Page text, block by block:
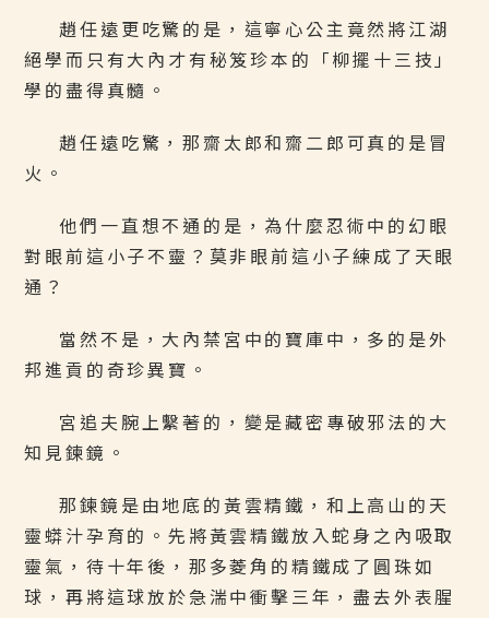
趙任遠更吃驚的是，這寧心公主竟然將江湖
絕學而只有大內才有秘笈珍本的「柳擺十三技」
學的盡得真髓。
趙任遠吃驚，那齋太郎和齋二郎可真的是冒
火。
他們一直想不通的是，為什麼忍術中的幻眼
對眼前這小子不靈？莫非眼前這小子練成了天眼
通？
當然不是，大內禁宮中的寶庫中，多的是外
邦進貢的奇珍異寶。
宮追夫腕上繫著的，變是藏密專破邪法的大
知見鍊鏡。
那鍊鏡是由地底的黃雲精鐵，和上高山的天
靈蟒汁孕育的。先將黃雲精鐵放入蛇身之內吸取
靈氣，待十年後，那多菱角的精鐵成了圓珠如
球，再將這球放於急湍中衝擊三年，盡去外表腥